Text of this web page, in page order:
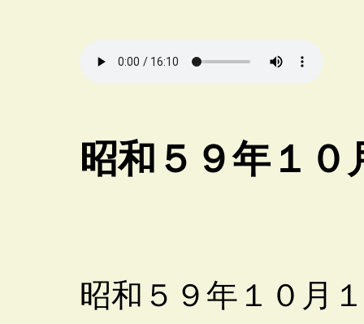
昭和５９年１
昭和５９年１０月